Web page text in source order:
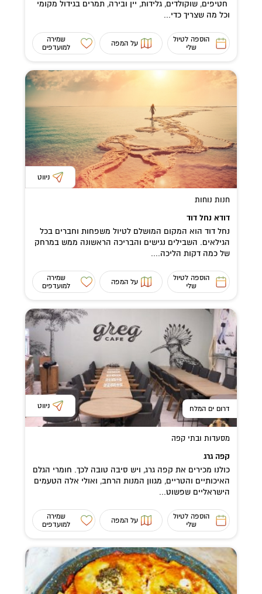
חטיפים, שוקולדים, גלידות, יין ובירה, תמרים בגידול מקומי
וכל מה שצריך כדי...
הוספה לטיול
שלי
על המפה
שמירה
למועדפים
ניווט
חנות נוחות
דודא נחל דוד
נחל דוד הוא המקום המושלם לטיול משפחות וחברים בכל
הגילאים. השבילים נגישים והבריכה הראשונה ממש במרחק
של כמה דקות הליכה....
הוספה לטיול
שלי
על המפה
שמירה
למועדפים
דרום ים המלח ניווט
מסעדות ובתי קפה
קפה גרג
כולנו מכירים את קפה גרג, ויש סיבה טובה לכך. חומרי הגלם
האיכותיים והטריים, מגוון המנות הרחב, ואולי אלה הטעמים
הישראליים שפשוט...
הוספה לטיול
שלי
על המפה
שמירה
למועדפים